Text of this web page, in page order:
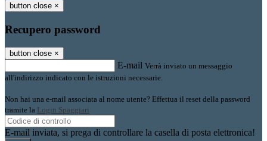
button close ×
Recupero password
button close ×
E-mail Verrà inviato un messaggio
all'indirizzo indicato con le istruzioni necessarie.
Non hai una e-mail associata al nome utente? Effettua il reset della password
tramite la Login Spaggiari
E-mail inviata, si prega di controllare la casella di posta elettronica!